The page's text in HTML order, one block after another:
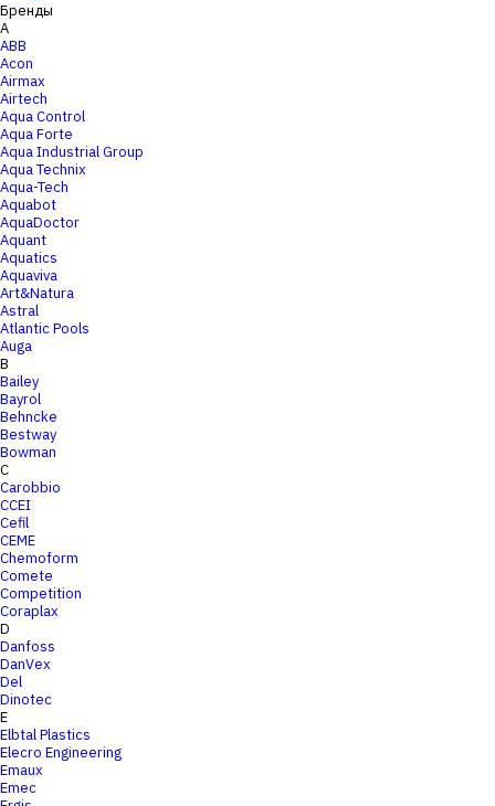
Бренды
A
ABB
Acon
Airmax
Airtech
Aqua Control
Aqua Forte
Aqua Industrial Group
Aqua Technix
Aqua-Tech
Aquabot
AquaDoctor
Aquant
Aquatics
Aquaviva
Art&Natura
Astral
Atlantic Pools
Auga
B
Bailey
Bayrol
Behncke
Bestway
Bowman
C
Carobbio
CCEI
Cefil
CEME
Chemoform
Comete
Competition
Coraplax
D
Danfoss
DanVex
Del
Dinotec
E
Elbtal Plastics
Elecro Engineering
Emaux
Emec